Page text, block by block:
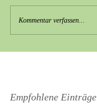
Kommentar verfassen...
Empfohlene Einträge